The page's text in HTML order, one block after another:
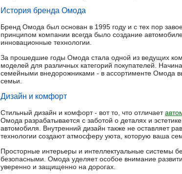
История бренда Омода
Бренд Омода был основан в 1995 году и с тех пор
принципом компании всегда было создание
инновационные технологии.
За прошедшие годы Омода стала одной из ведущих
моделей для различных категорий покупателей.
семейными внедорожниками - в ассортименте Омода
семьи.
Дизайн и комфорт
Стильный дизайн и комфорт - вот то, что отличает
Омода разрабатывается с заботой о деталях и
автомобиля. Внутренний дизайн также не оставляет
технологии создают атмосферу уюта, которую ваша
Просторные интерьеры и интеллектуальные системы
безопасными. Омода уделяет особое внимание
уверенно и защищенно на дорогах.